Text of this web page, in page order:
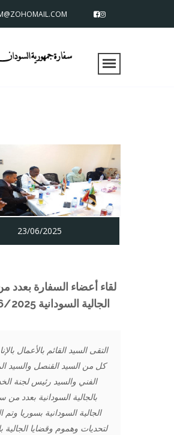
23/06/2025
لقاء أعضاء السفارة بعدد
الجالية السودانية 23/06/2025
التقى السيد القائم بالأعمال
كل من السيد القنصل والسيد
الفني والسيد رئيس لجنة
بالجالية السودانية بعدد من
الجالية السودانية بسوريا وتم
لتحديات وهموم وقضايا الجالية